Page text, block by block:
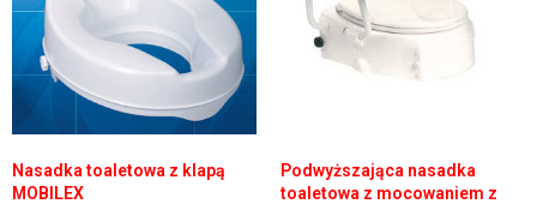
Nasadka toaletowa z klapą
MOBILEX
Podwyższająca nasadka
toaletowa z mocowaniem z